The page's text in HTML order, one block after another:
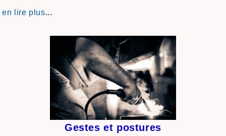
en lire plus...
Gestes et postures